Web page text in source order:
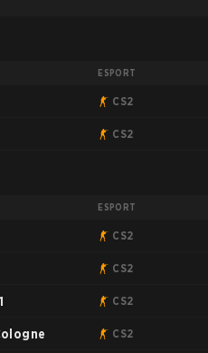
ESPORT
CS2
CS2
ESPORT
CS2
CS2
CS2
CS2